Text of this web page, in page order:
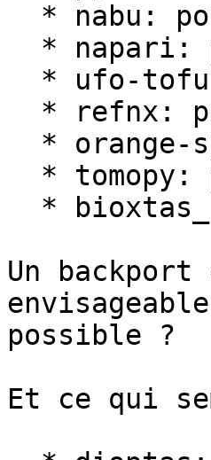
Un
possible ?
Et ce qui